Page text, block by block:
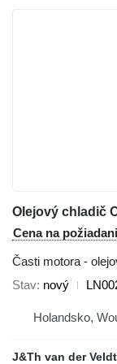
Cena na
Časti motora -
Stav nový
Holandsko,
J&Th van der